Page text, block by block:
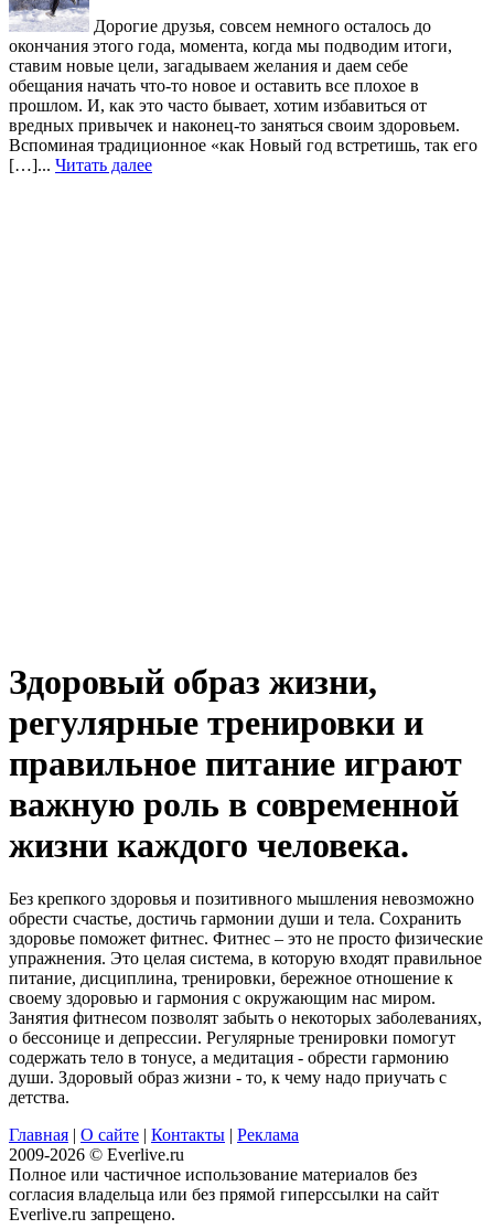
Дорогие друзья, совсем немного осталось до
окончания этого года, момента, когда мы подводим итоги,
ставим новые цели, загадываем желания и даем себе
обещания начать что-то новое и оставить все плохое в
прошлом. И, как это часто бывает, хотим избавиться от
вредных привычек и наконец-то заняться своим здоровьем.
Вспоминая традиционное «как Новый год встретишь, так его
[…]... Читать далее
Здоровый образ жизни,
регулярные тренировки и
правильное питание играют
важную роль в современной
жизни каждого человека.
Без крепкого здоровья и позитивного мышления невозможно
обрести счастье, достичь гармонии души и тела. Сохранить
здоровье поможет фитнес. Фитнес – это не просто физические
упражнения. Это целая система, в которую входят правильное
питание, дисциплина, тренировки, бережное отношение к
своему здоровью и гармония с окружающим нас миром.
Занятия фитнесом позволят забыть о некоторых заболеваниях,
о бессонице и депрессии. Регулярные тренировки помогут
содержать тело в тонусе, а медитация - обрести гармонию
души. Здоровый образ жизни - то, к чему надо приучать с
детства.
Главная
О сайте Контакты
Реклама
2009-2026 © Everlive.ru
Полное или частичное использование материалов без
согласия владельца или без прямой гиперссылки на сайт
Everlive.ru запрещено.